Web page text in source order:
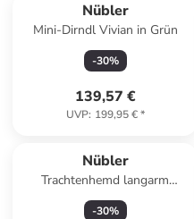
Nübler
Mini-Dirndl Vivian in Grün
-30%
139,57 €
UVP: 199,95 €*
Nübler
Trachtenhemd langarm
Johann in Weiß-Grün
-30%